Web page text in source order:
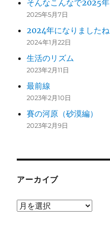
そんなこんなで2025年
2025年5月7日
2024年になりましたね
2024年1月22日
生活のリズム
2023年2月11日
最前線
2023年2月10日
賽の河原（砂漠編）
2023年2月9日
アーカイブ
ア